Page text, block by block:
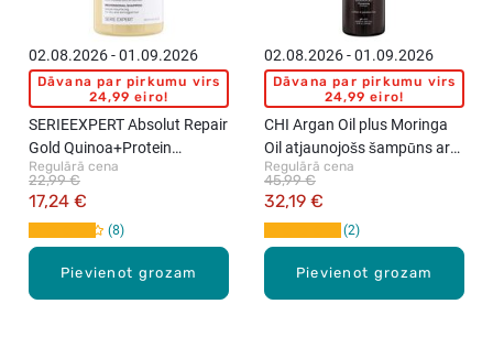
Pievienot grozam
02.08.2026 - 01.09.2026
Dāvana par pirkumu virs
24,99 eiro!
SERIEEXPERT Absolut Repair
Gold Quinoa+Protein
šampūns, 300ml
Regulārā cena
17,24 €
22,99 €
8
Pievienot grozam
02.08.2026 - 01.09.2026
Dāvana par pirkumu virs
24,99 eiro!
CHI Argan Oil plus Moringa
Oil atjaunojošs šampūns ar
eksotiskām eļļām, 739ml
Regulārā cena
32,19 €
45,99 €
2